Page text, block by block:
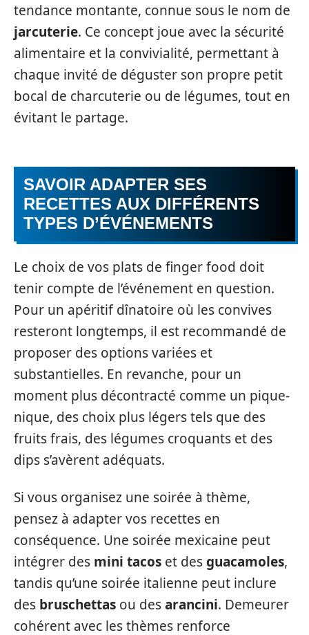
tendance montante, connue sous le nom de
jarcuterie. Ce concept joue avec la sécurité
alimentaire et la convivialité, permettant à
chaque invité de déguster son propre petit
bocal de charcuterie ou de légumes, tout en
évitant le partage.
SAVOIR ADAPTER SES
RECETTES AUX DIFFÉRENTS
TYPES D’ÉVÉNEMENTS
Le choix de vos plats de finger food doit
tenir compte de l’événement en question.
Pour un apéritif dînatoire où les convives
resteront longtemps, il est recommandé de
proposer des options variées et
substantielles. En revanche, pour un
moment plus décontracté comme un pique-
nique, des choix plus légers tels que des
fruits frais, des légumes croquants et des
dips s’avèrent adéquats.
Si vous organisez une soirée à thème,
pensez à adapter vos recettes en
conséquence. Une soirée mexicaine peut
intégrer des mini tacos et desguacamoles,
tandis qu’une soirée italienne peut inclure
des bruschettas ou desarancini. Demeurer
cohérent avec les thèmes renforce